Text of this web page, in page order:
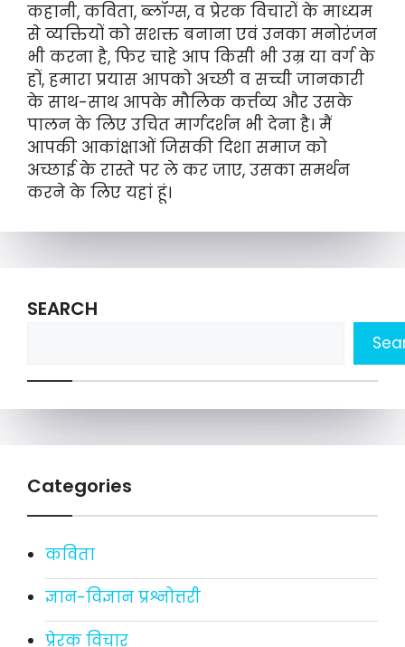
कहानी, कविता, ब्लॉग्स, व प्रेरक विचारों के माध्यम
से व्यक्तियों को सशक्त बनाना एवं उनका मनोरंजन
भी करना है, फिर चाहे आप किसी भी उम्र या वर्ग के
हों, हमारा प्रयास आपको अच्छी व सच्ची जानकारी
के साथ-साथ आपके मौलिक कर्त्तव्य और उसके
पालन के लिए उचित मार्गदर्शन भी देना है। मैं
आपकी आकांक्षाओं जिसकी दिशा समाज को
अच्छाई के रास्ते पर ले कर जाए, उसका समर्थन
करने के लिए यहां हूं।
SEARCH
Categories
कविता
ज्ञान-विज्ञान प्रश्नोत्तरी
प्रेरक विचार